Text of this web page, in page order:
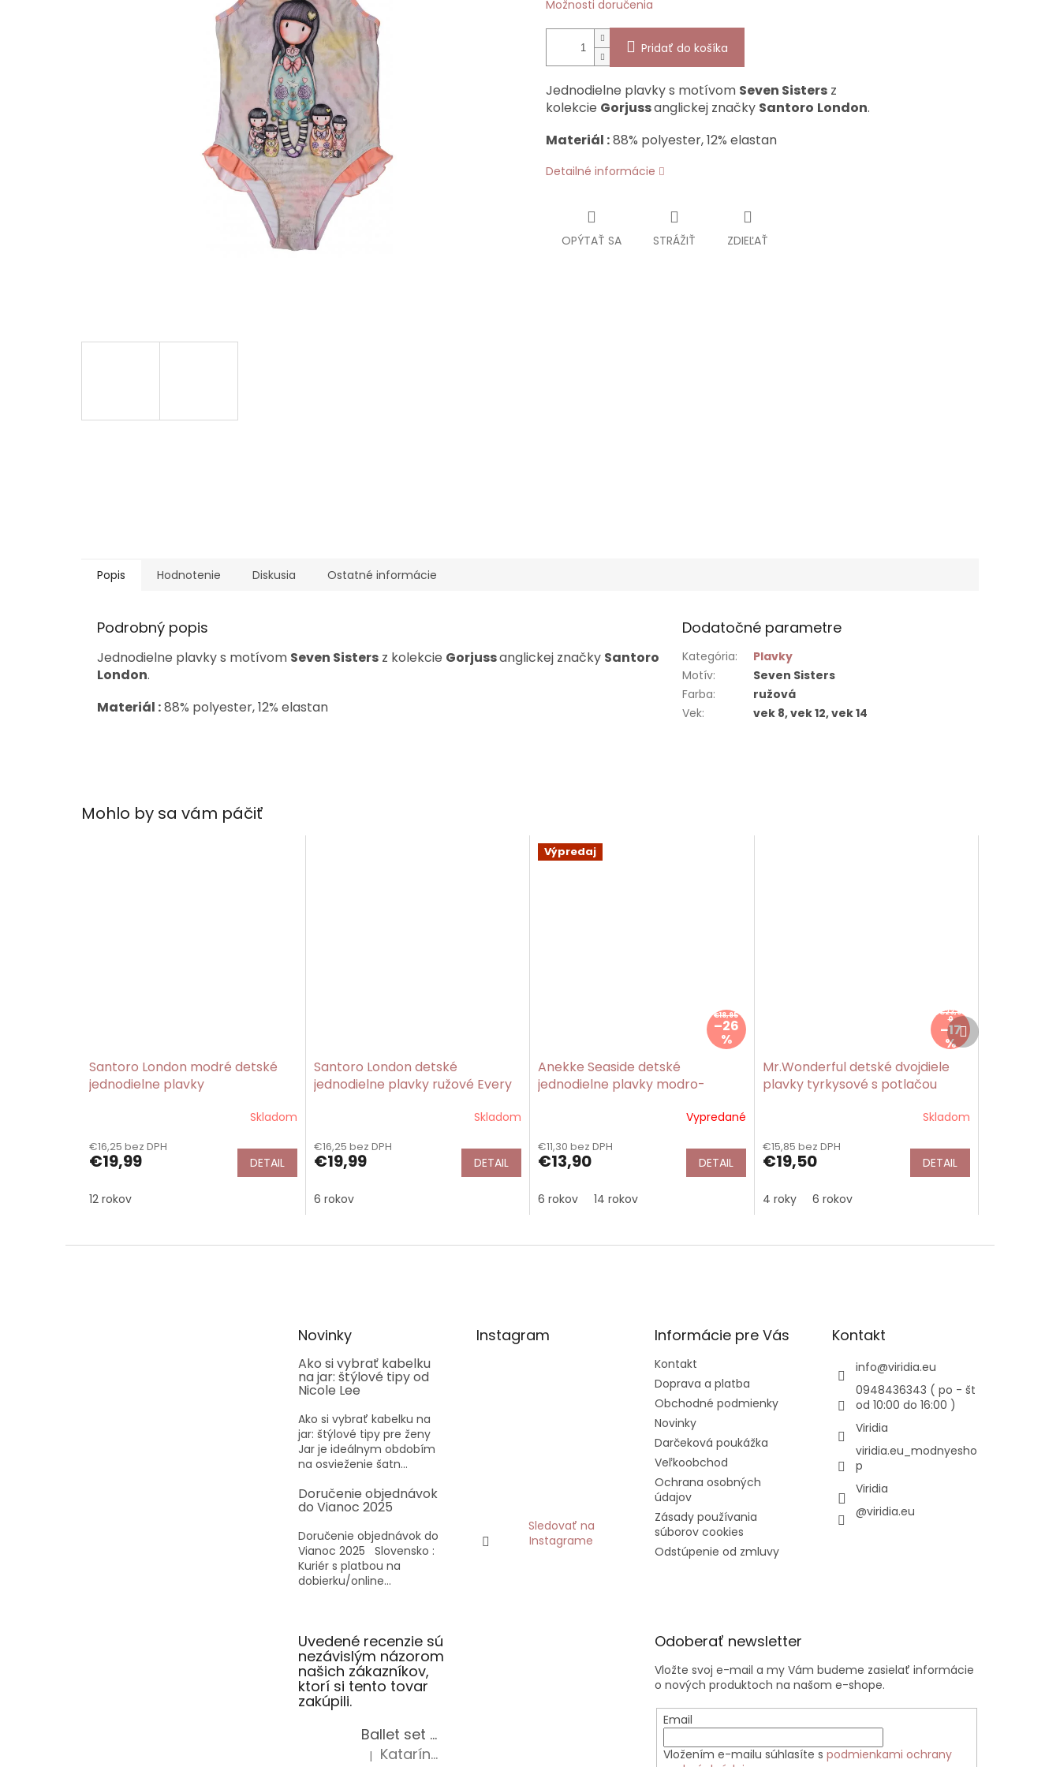
Možnosti doručenia
Pridať do košíka
Jednodielne plavky s motívom Seven Sisters z
kolekcie Gorjussanglickej značky Santoro London.
Materiál :88% polyester, 12% elastan
Detailné informácie
OPÝTAŤ SA STRÁŽIŤ ZDIEĽAŤ
Mohlo by sa vám páčiť
Santoro London modré detské
jednodielne plavky
Skladom
€16,25 bez DPH
€19,99 DETAIL
12 rokov
Santoro London detské
jednodielne plavky ružové Every
Skladom
€16,25 bez DPH
€19,99 DETAIL
6 rokov
Výpredaj
€18,95
–26
%
Anekke Seaside detské
jednodielne plavky modro-
Vypredané
€11,30 bez DPH
€13,90 DETAIL
6 rokov 14 rokov
€23,5
0
–17
%
Mr.Wonderful detské dvojdiele
plavky tyrkysové s potlačou
Skladom
€15,85 bez DPH
€19,50 DETAIL
4 roky 6 rokov
Ďalší
produkt
Popis Hodnotenie Diskusia Ostatné informácie
Podrobný popis
Jednodielne plavky s motívom Seven Sisters z kolekcie Gorjussanglickej značky Santoro
London.
Materiál :88% polyester, 12% elastan
Dodatočné parametre
Kategória:
Plavky
Motív:
Seven Sisters
Farba:
ružová
Vek: vek 8, vek 12, vek 14
Novinky
Ako si vybrať kabelku
na jar: štýlové tipy od
Nicole Lee
Ako si vybrať kabelku na
jar: štýlové tipy pre ženy
Jar je ideálnym obdobím
na osvieženie šatn...
Doručenie objednávok
do Vianoc 2025
Doručenie objednávok do
Vianoc 2025 Slovensko :
Kuriér s platbou na
dobierku/online...
Instagram
Sledovať na
Instagrame
Informácie pre Vás
Kontakt
Doprava a platba
Obchodné podmienky
Novinky
Darčeková poukážka
Veľkoobchod
Ochrana osobných
údajov
Zásady používania
súborov cookies
Odstúpenie od zmluvy
Kontakt
info@viridia.eu
0948436343 ( po - št
od 10:00 do 16:00 )
Viridia
viridia.eu_modnyesho
p
Viridia
@viridia.eu
Uvedené recenzie sú
nezávislým názorom
našich zákazníkov,
ktorí si tento tovar
zakúpili.
Ballet set školská taška, nerezová fľaša a plný peračník s motívom baletky pre dievča
Hodnotenie produktu je 5 z 5 hviezdičiek.
| Katarína Sz.
Odoberať newsletter
Vložte svoj e-mail a my Vám budeme zasielať informácie
o nových produktoch na našom e-shope.
Email
Vložením e-mailu súhlasíte spodmienkami ochrany